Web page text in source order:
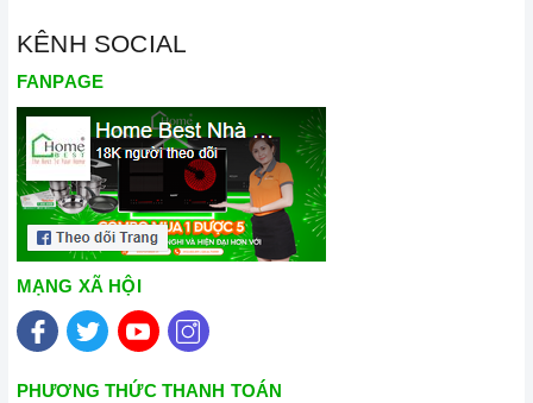
KÊNH SOCIAL
FANPAGE
MẠNG XÃ HỘI
PHƯƠNG THỨC THANH TOÁN